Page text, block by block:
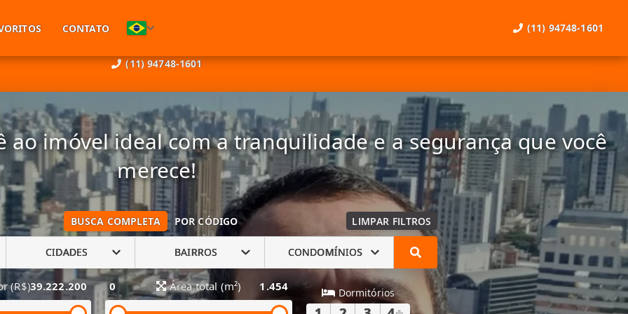
(11) 94748-1601
CONTATO (11) 94748-1601
ao imóvel ideal com a tranquilidade e a segurança que você
merece!
BUSCA COMPLETA POR CÓDIGO LIMPAR FILTROS
CIDADES BAIRROS CONDOMÍNIOS
(R$)39.222.200 0 Área total (m²) 1.454 Dormitórios